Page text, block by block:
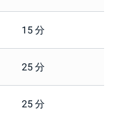
15 分
25 分
25 分